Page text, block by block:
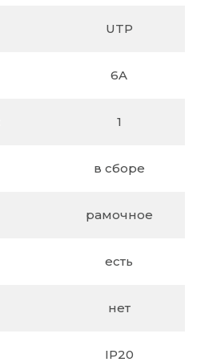
UTP
6A
1
в сборе
рамочное
есть
нет
IP20